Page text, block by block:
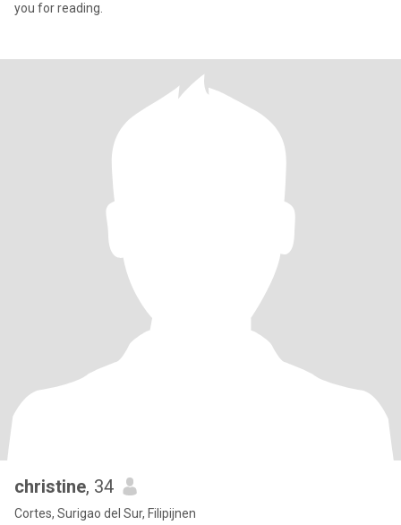
you for reading.
christine, 34
Cortes, Surigao del Sur, Filipijnen